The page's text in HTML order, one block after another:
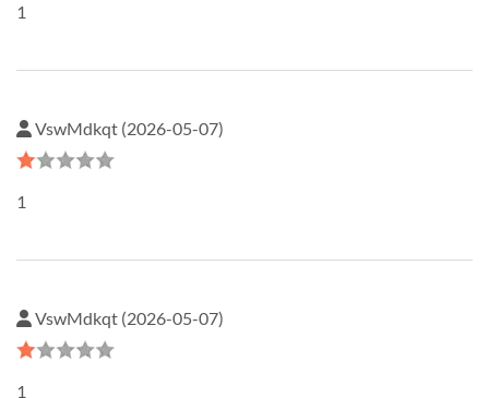
1
VswMdkqt (2026-05-07)
1
VswMdkqt (2026-05-07)
1